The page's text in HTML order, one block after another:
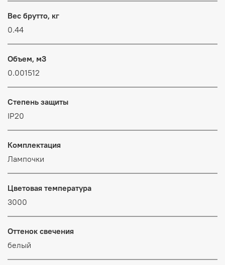
Вес брутто, кг
0.44
Объем, м3
0.001512
Степень защиты
IP20
Комплектация
Лампочки
Цветовая температура
3000
Оттенок свечения
белый